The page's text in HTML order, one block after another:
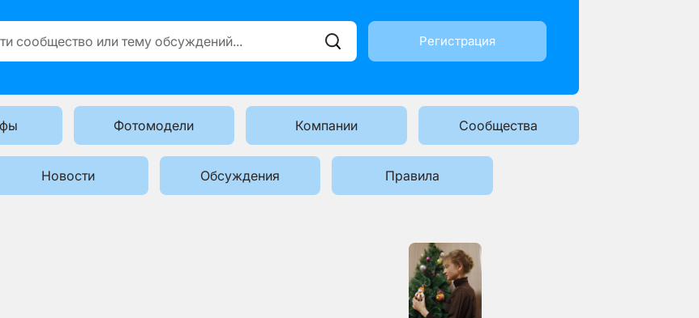
Регистрация
Фотомодели Компании Сообщества
Новости Обсуждения Правила